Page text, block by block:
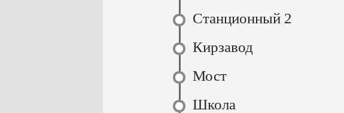
Станционный 2
Кирзавод
Мост
Школа